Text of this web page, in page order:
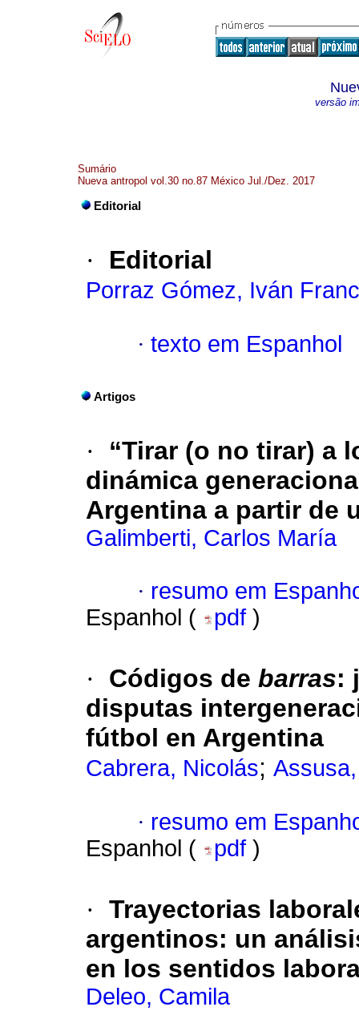
versão
Sumário
Nueva antropol vol.30 no.87 México Jul./Dez. 2017
Editorial
· Editorial
Porraz Gómez, Iván
· texto em Espanhol
Artigos
·
“Tirar (o no tirar) a
dinámica
Argentina a partir de
Galimberti, Carlos María
· resumo em
Espanhol (
pdf )
· Códigos de barras:
disputas
fútbol en Argentina
Cabrera, Nicolás;
· resumo em
Espanhol (
pdf )
· Trayectorias
argentinos: un
en los sentidos
Deleo, Camila